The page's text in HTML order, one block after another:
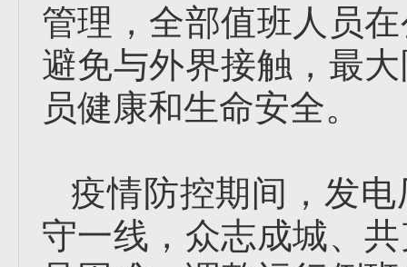
管理，全部值班人员
避免与外界接触，最
员健康和生命安全。
疫情防控期间，发
守一线，众志成城、